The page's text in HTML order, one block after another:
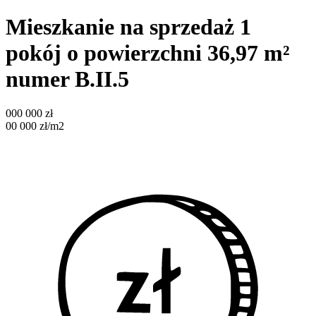
Mieszkanie na sprzedaż 1
pokój o powierzchni 36,97 m²
numer B.II.5
000 000 zł
00 000 zł/m2